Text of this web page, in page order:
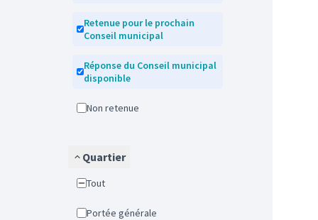
Retenue pour le prochain
Conseil municipal
Réponse du Conseil municipal
disponible
Non retenue
Quartier
Tout
Portée générale